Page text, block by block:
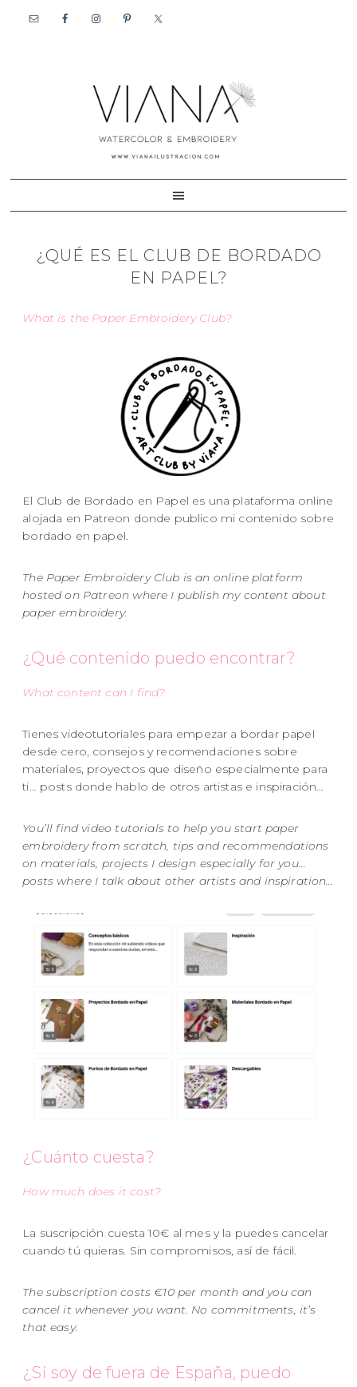
¿QUÉ ES EL CLUB DE BORDADO
EN PAPEL?
What is the Paper Embroidery Club?
El Club de Bordado en Papel es una plataforma online
alojada en Patreon donde publico mi contenido sobre
bordado en papel.
The Paper Embroidery Club is an online platform
hosted on Patreon where I publish my content about
paper embroidery.
¿Qué contenido puedo encontrar?
What content can I find?
Tienes videotutoriales para empezar a bordar papel
desde cero, consejos y recomendaciones sobre
materiales, proyectos que diseño especialmente para
ti… posts donde hablo de otros artistas e inspiración…
You’ll find video tutorials to help you start paper
embroidery from scratch, tips and recommendations
on materials, projects I design especially for you…
posts where I talk about other artists and inspiration…
¿Cuánto cuesta?
How much does it cost?
La suscripción cuesta 10€ al mes y la puedes cancelar
cuando tú quieras. Sin compromisos, así de fácil.
The subscription costs €10 per month and you can
cancel it whenever you want. No commitments, it’s
that easy.
¿Si soy de fuera de España, puedo